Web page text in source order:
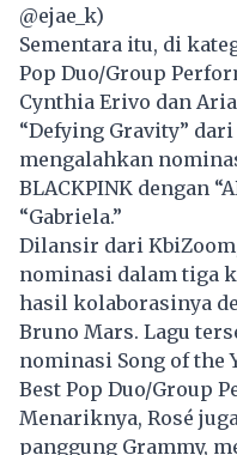
@ejae_k)
Sementara itu, di
Pop Duo/Group
Cynthia Erivo dan
“Defying Gravity”
mengalahkan
BLACKPINK dengan
“Gabriela.”
Dilansir dari
nominasi dalam tiga
hasil kolaborasinya
Bruno Mars. Lagu
nominasi Song of the
Best Pop Duo/Group
Menariknya, Rosé
panggung Grammy,